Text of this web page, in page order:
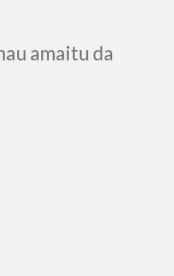
amaitu da